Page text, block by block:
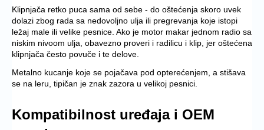
Klipnjača retko puca sama od sebe - do oštećenja skoro uvek
dolazi zbog rada sa nedovoljno ulja ili pregrevanja koje istopi
ležaj male ili velike pesnice. Ako je motor makar jednom radio sa
niskim nivoom ulja, obavezno proveri i radilicu i klip, jer oštećena
klipnjača često povuče i te delove.
Metalno kucanje koje se pojačava pod opterećenjem, a stišava
se na leru, tipičan je znak zazora u velikoj pesnici.
Kompatibilnost uređaja i OEM